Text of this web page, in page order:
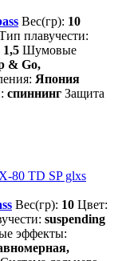
Вес(гр): 10
плавучести:
1,5 Шумовые
& Go,
Япония
спиннинг Защита
80 TD SP glxs
Вес(гр): 10 Цвет:
suspending
эффекты: